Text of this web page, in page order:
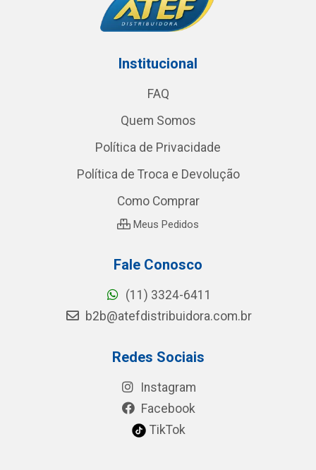
Institucional
FAQ
Quem Somos
Política de Privacidade
Política de Troca e Devolução
Como Comprar
Meus Pedidos
Fale Conosco
(11) 3324-6411
b2b@atefdistribuidora.com.br
Redes Sociais
Instagram
Facebook
TikTok